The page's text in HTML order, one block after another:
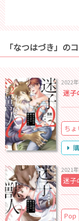
「なつはづき」の
2022
迷子
ち
2021
迷子
Pop